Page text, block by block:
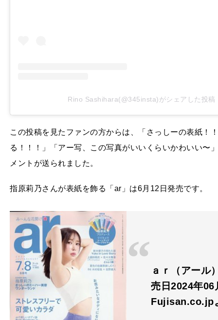
Rino Sashihara(@345insta)がシェアした投稿
この投稿を見たファンの方からは、「さっしーの表紙！
る！！！」「アー写、この写真がいいくらいかわいい〜
メントが送られました。
指原莉乃さんが表紙を飾る「ar」は6月12日発売です。
ａｒ（アール
売日2024年06
Fujisan.co.jp